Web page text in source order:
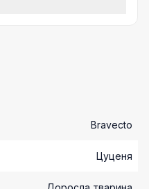
Bravecto
Цуценя